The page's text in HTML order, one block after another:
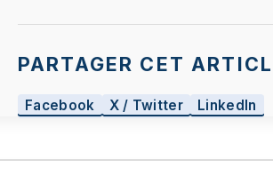
PARTAGER CET
Facebook X / Twitter LinkedIn